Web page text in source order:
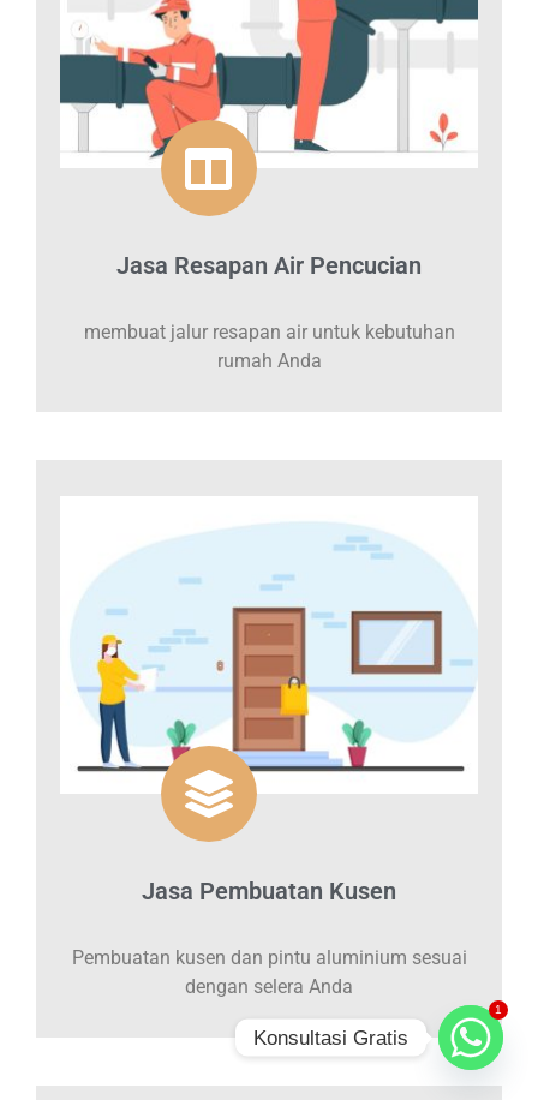
Jasa Resapan Air Pencucian
membuat jalur resapan air untuk kebutuhan
rumah Anda
Jasa Pembuatan Kusen
Pembuatan kusen dan pintu aluminium sesuai
dengan selera Anda
Konsultasi Gratis